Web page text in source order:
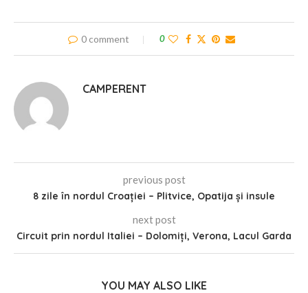
0 comment 0
CAMPERENT
previous post
8 zile în nordul Croației – Plitvice, Opatija și insule
next post
Circuit prin nordul Italiei – Dolomiți, Verona, Lacul Garda
YOU MAY ALSO LIKE